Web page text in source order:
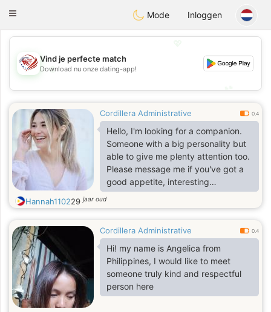
StatesDating
Toggle
Mode Inloggen
💖
💕
Vind je perfecte match
Download nu onze dating-app!
Cordillera Administrative 0.4
Hello, I'm looking for a companion.
Someone with a big personality but
able to give me plenty attention too.
Please message me if you've got a
good appetite, interesting
conversation and the ability to laugh
at yourself
Hannah110229jaar oud
Cordillera Administrative 0.4
Hi! my name is Angelica from
Philippines, I would like to meet
someone truly kind and respectful
person here